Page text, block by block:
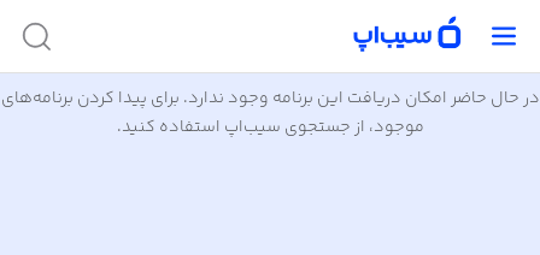
در حال حاضر امکان دریافت این برنامه وجود ندارد. برای پیدا کردن برنامه‌های
موجود، از جستجوی سیب‌اپ استفاده کنید.